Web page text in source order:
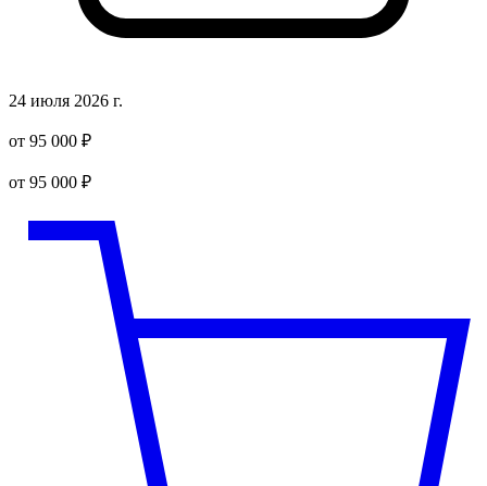
24 июля 2026 г.
от 95 000 ₽
от 95 000 ₽